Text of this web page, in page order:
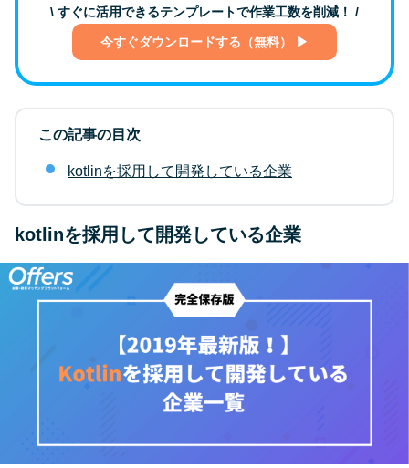
\ すぐに活用できるテンプレートで作業工数を削減！ /
今すぐダウンロードする（無料） ▶
この記事の目次
kotlinを採用して開発している企業
kotlinを採用して開発している企業